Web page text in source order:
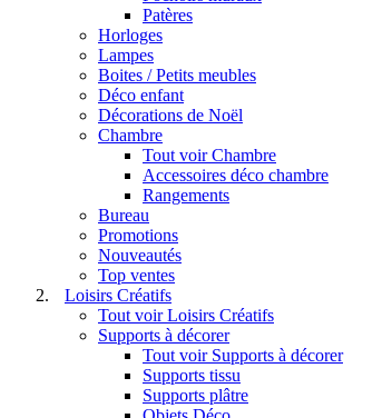
Patères
Horloges
Lampes
Boites / Petits meubles
Déco enfant
Décorations de Noël
Chambre
Tout voir Chambre
Accessoires déco chambre
Rangements
Bureau
Promotions
Nouveautés
Top ventes
Loisirs Créatifs
Tout voir Loisirs Créatifs
Supports à décorer
Tout voir Supports à décorer
Supports tissu
Supports plâtre